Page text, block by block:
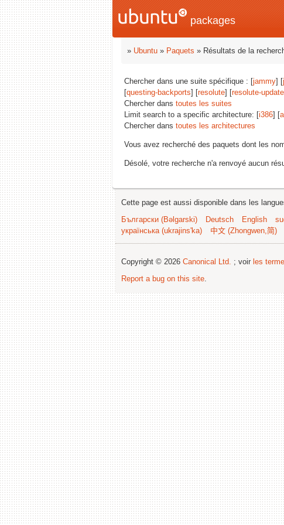
packages
» Ubuntu » Paquets » Résultats de la
Chercher dans une suite spécifique : [jammy] [
[questing-backports] [resolute] [resolute-
Chercher dans toutes les suites
Limit search to a specific architecture: [i386] [
Chercher dans toutes les architectures
Vous avez recherché des paquets dont les
Désolé, votre recherche n'a renvoyé aucun
Cette page est aussi disponible dans les
Български (Bəlgarski)
Deutsch English
українська (ukrajins'ka)
中文 (Zhongwen,简)
Copyright © 2026 Canonical Ltd. ; voir les
Report a bug on this site.